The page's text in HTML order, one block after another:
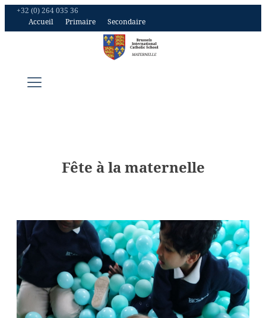
+32 (0) 264 035 36
Accueil
Primaire Secondaire
Fête à la maternelle